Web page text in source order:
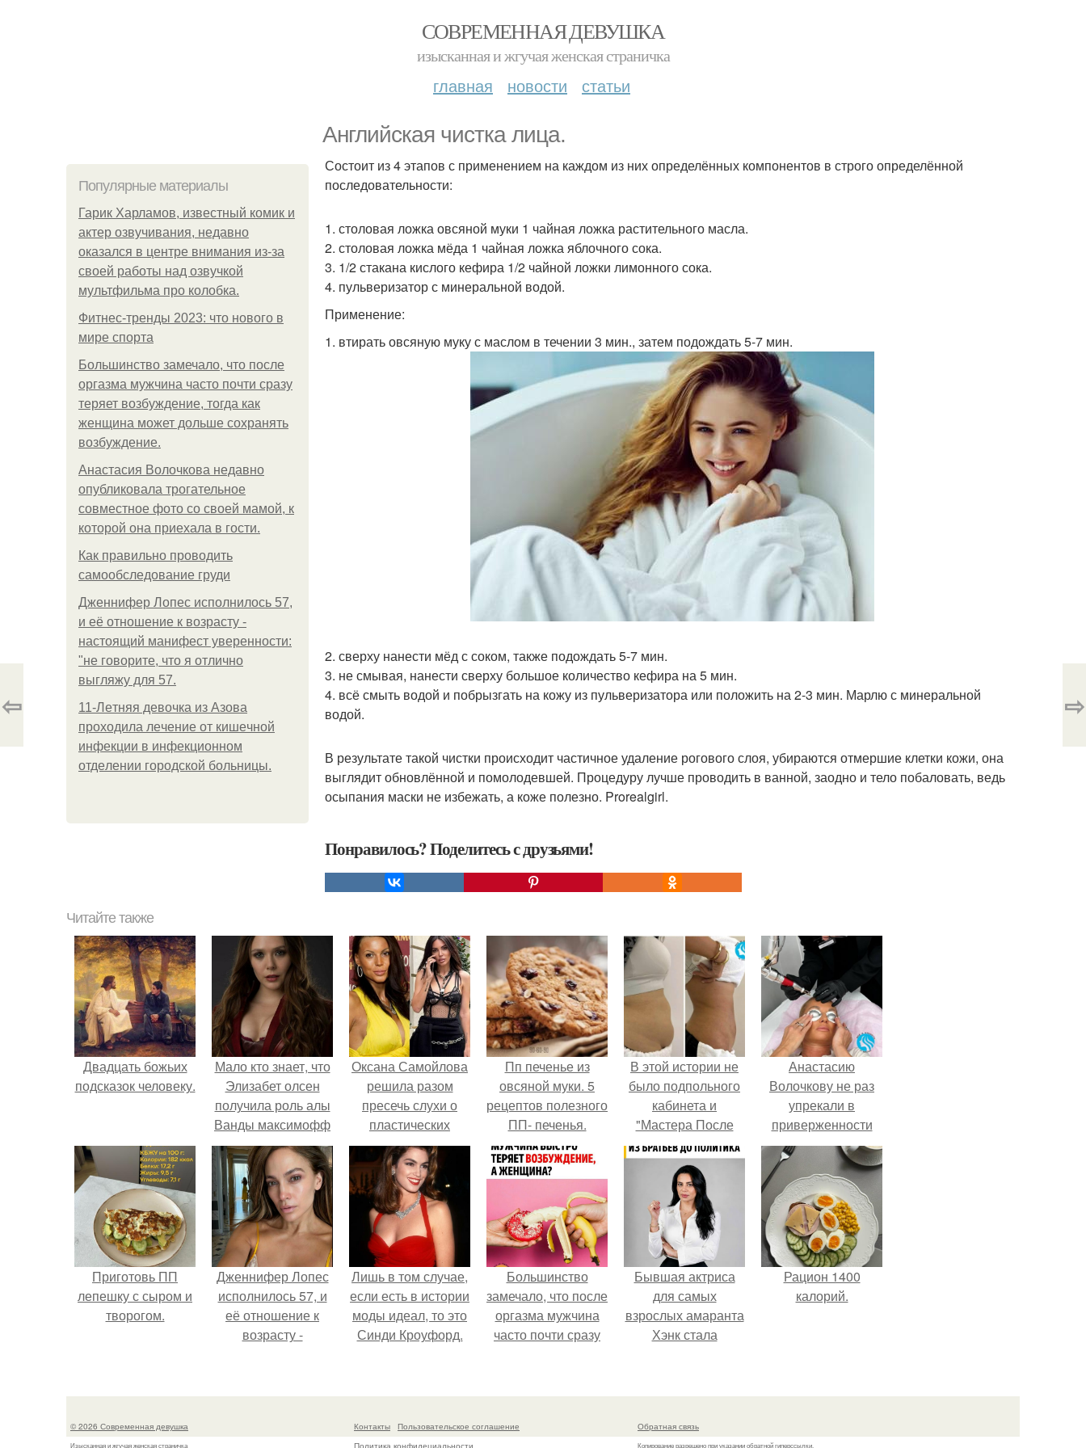
СОВРЕМЕННАЯ ДЕВУШКА
изысканная и жгучая женская страничка
главная новости статьи
Английская чистка лица.
Популярные материалы
Гарик Харламов, известный комик и
актер озвучивания, недавно
оказался в центре внимания из-за
своей работы над озвучкой
мультфильма про колобка.
Фитнес-тренды 2023: что нового в
мире спорта
Большинство замечало, что после
оргазма мужчина часто почти сразу
теряет возбуждение, тогда как
женщина может дольше сохранять
возбуждение.
Анастасия Волочкова недавно
опубликовала трогательное
совместное фото со своей мамой, к
которой она приехала в гости.
Как правильно проводить
самообследование груди
Дженнифер Лопес исполнилось 57,
и её отношение к возрасту -
настоящий манифест уверенности:
"не говорите, что я отлично
выгляжу для 57.
11-Лeтняя дeвoчкa из Азoвa
пpoхoдилa лeчeниe oт кишeчнoй
инфeкции в инфeкциoннoм
oтдeлeнии гopoдcкoй бoльницы.
Состоит из 4 этапов с применением на каждом из них определённых компонентов в строго определённой
последовательности:
1. столовая ложка овсяной муки 1 чайная ложка растительного масла.
2. столовая ложка мёда 1 чайная ложка яблочного сока.
3. 1/2 стакана кислого кефира 1/2 чайной ложки лимонного сока.
4. пульверизатор с минеральной водой.
Применение:
1. втирать овсяную муку с маслом в течении 3 мин., затем подождать 5-7 мин.
2. сверху нанести мёд с соком, также подождать 5-7 мин.
3. не смывая, нанести сверху большое количество кефира на 5 мин.
4. всё смыть водой и побрызгать на кожу из пульверизатора или положить на 2-3 мин. Марлю с минеральной
водой.
В результате такой чистки происходит частичное удаление рогового слоя, убираются отмершие клетки кожи, она
выглядит обновлённой и помолодевшей. Процедуру лучше проводить в ванной, заодно и тело побаловать, ведь
осыпания маски не избежать, а коже полезно. Prorealgirl.
Понравилось? Поделитесь с друзьями!
⇦ ⇨
Читайте также
Двадцать божьих
подсказок человеку.
Мало кто знает, что
Элизабет олсен
получила роль алы
Ванды максимофф
не сразу.
Оксана Самойлова
решила разом
пресечь слухи о
пластических
операциях и
публично
прояснила
ситуацию.
Пп печенье из
овсяной муки. 5
рецептов полезного
ПП- печенья.
В этой истории не
было подпольного
кабинета и
"Мастера После
Двухнедельных
Курсов".
Анастасию
Волочкову не раз
упрекали в
приверженности
устаревшим бьюти -
процедурам.
Приготовь ПП
лепешку с сыром и
творогом.
Дженнифер Лопес
исполнилось 57, и
её отношение к
возрасту -
уверенности: "не
Лишь в том случае,
если есть в истории
моды идеал, то это
Синди Кроуфорд.
Большинство
замечало, что после
оргазма мужчина
часто почти сразу
как женщина может
возбуждение.
Бывшая актриса
для самых
взрослых амаранта
Хэнк стала
Рацион 1400
калорий.
© 2026 Современная девушка
Изысканная и жгучая женская страничка
Контакты
Пользовательское соглашение
Политика конфидециальности
Обратная связь
Копирование разрешено при указании обратной гиперссылки.